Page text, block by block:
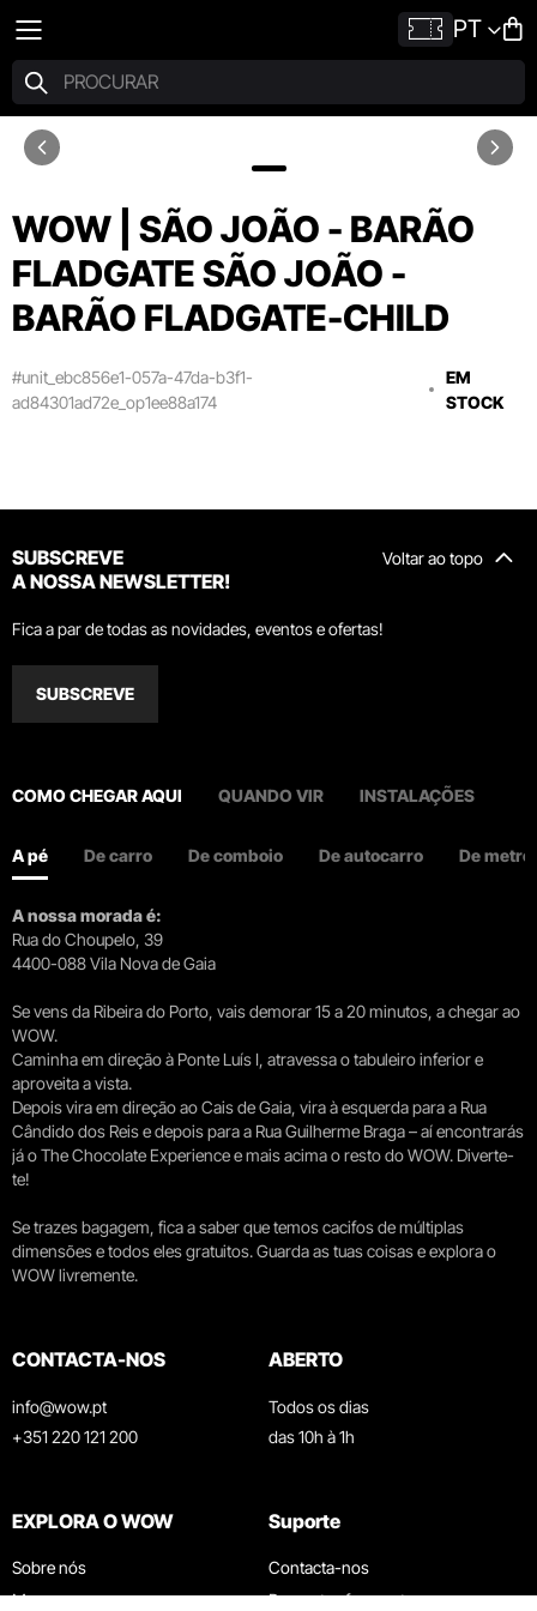
PT
WOW | SÃO JOÃO - BARÃO
FLADGATE SÃO JOÃO -
BARÃO FLADGATE-CHILD
#unit_ebc856e1-057a-47da-b3f1-
ad84301ad72e_op1ee88a174
EM
STOCK
Voltar ao topo
SUBSCREVE
A NOSSA NEWSLETTER!
Fica a par de todas as novidades, eventos e ofertas!
SUBSCREVE
COMO CHEGAR AQUI QUANDO VIR INSTALAÇÕES
A pé De carro De comboio De autocarro De metro
A nossa morada é:
Rua do Choupelo, 39
4400-088 Vila Nova de Gaia
Se vens da Ribeira do Porto, vais demorar 15 a 20 minutos, a chegar ao
WOW.
Caminha em direção à Ponte Luís I, atravessa o tabuleiro inferior e
aproveita a vista.
Depois vira em direção ao Cais de Gaia, vira à esquerda para a Rua
Cândido dos Reis e depois para a Rua Guilherme Braga – aí encontrarás
já o The Chocolate Experience e mais acima o resto do WOW. Diverte-
te!
Se trazes bagagem, fica a saber que temos cacifos de múltiplas
dimensões e todos eles gratuitos. Guarda as tuas coisas e explora o
WOW livremente.
CONTACTA-NOS
info@wow.pt
+351 220 121 200
ABERTO
Todos os dias
das 10h à 1h
EXPLORA O WOW
Sobre nós
Museus
Suporte
Contacta-nos
Perguntas frequentes